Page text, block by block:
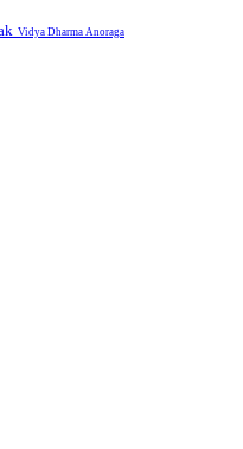
Vidya Dharma Anoraga